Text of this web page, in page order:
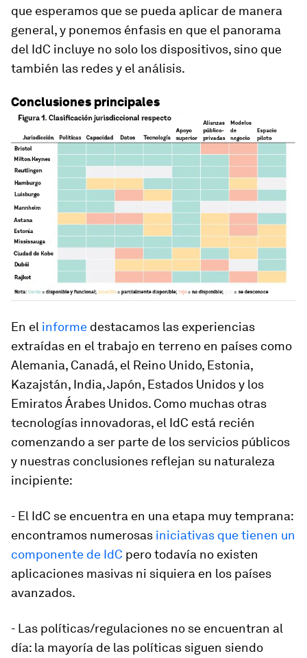
que esperamos que se pueda aplicar de manera
general, y ponemos énfasis en que el panorama
del IdC incluye no solo los dispositivos, sino que
también las redes y el análisis.
Conclusiones principales
En el informe destacamos las experiencias
extraídas en el trabajo en terreno en países como
Alemania, Canadá, el Reino Unido, Estonia,
Kazajstán, India, Japón, Estados Unidos y los
Emiratos Árabes Unidos. Como muchas otras
tecnologías innovadoras, el IdC está recién
comenzando a ser parte de los servicios públicos
y nuestras conclusiones reflejan su naturaleza
incipiente:
- El IdC se encuentra en una etapa muy temprana:
encontramos numerosas iniciativas que tienen un
componente de IdC pero todavía no existen
aplicaciones masivas ni siquiera en los países
avanzados.
- Las políticas/regulaciones no se encuentran al
día: la mayoría de las políticas siguen siendo